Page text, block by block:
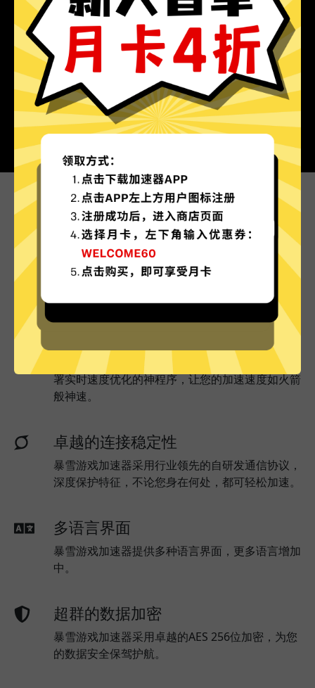
为什么选择暴雪游戏加速器?
更多服务器地区选择
暴雪游戏加速器现已拥有超多加速服务器节点，并
暴雪游戏加速器已为所有暴雪游戏加速器服务器部
署实时速度优化的神程序，让您的加速速度如火箭
般神速。
卓越的连接稳定性
暴雪游戏加速器采用行业领先的自研发通信协议，
深度保护特征，不论您身在何处，都可轻松加速。
多语言界面
暴雪游戏加速器提供多种语言界面，更多语言增加
中。
超群的数据加密
暴雪游戏加速器采用卓越的AES 256位加密，为您
的数据安全保驾护航。